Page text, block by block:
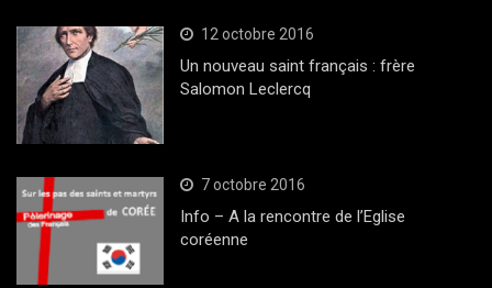
12 octobre 2016
Un nouveau saint français : frère
Salomon Leclercq
7 octobre 2016
Info – A la rencontre de l’Eglise
coréenne